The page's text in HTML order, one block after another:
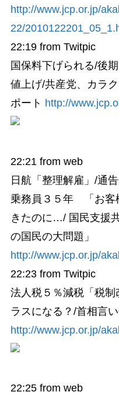
http://www.jcp.or.jp/
22/
22:19from Twitpic
国保料下げられる/後
値上げ/共産党、カラ
ポート http://
22:21 from web
日航「整理解雇」/通
乗務員３５年 「お客
きたのに…/ 国民支
の国民の大問題」
http://www.jcp.or.jp/
22:23from Twitpic
法人税５％減税「税
ラスになる？/首相言
http://www.jcp.or.jp/
22:25from web